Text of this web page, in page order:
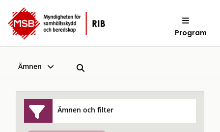
Program
Ämnen
Ämnen och filter